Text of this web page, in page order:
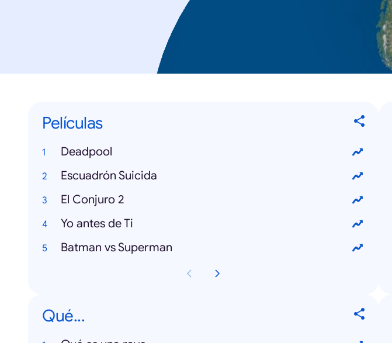
Películas
Deadpool
Escuadrón Suicida
El Conjuro 2
Yo antes de Ti
Batman vs Superman
Qué...